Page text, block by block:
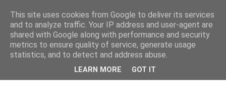
This site uses cookies from Google to deliver its services
and to analyze traffic. Your IP address and user-agent are
shared with Google along with performance and security
metrics to ensure quality of service, generate usage
statistics, and to detect and address abuse.
LEARN MORE GOT IT